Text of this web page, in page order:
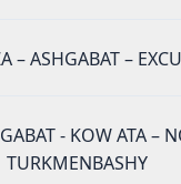
– ASHGABAT –
- KOW ATA –
TURKMENBASHY